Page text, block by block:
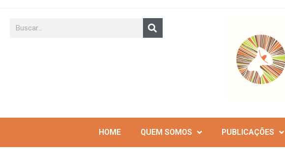
HOME QUEM SOMOS PUBLICAÇÕES